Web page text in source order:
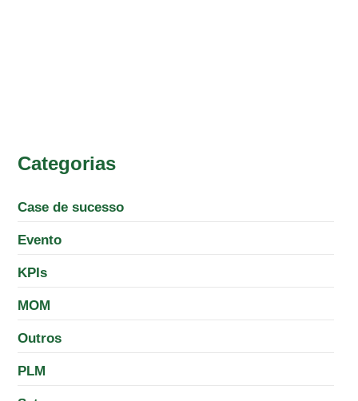
Categorias
Case de sucesso
Evento
KPIs
MOM
Outros
PLM